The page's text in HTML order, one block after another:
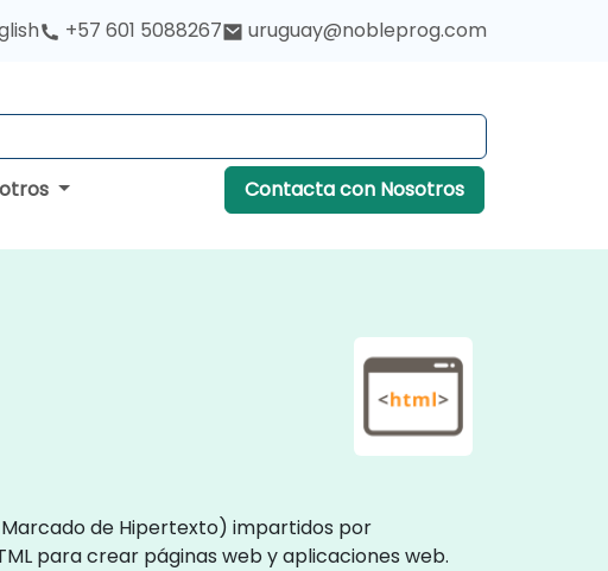
+57 601 5088267 uruguay@nobleprog.com
Contacta con Nosotros
Marcado de Hipertexto) impartidos por
para crear páginas web y aplicaciones web.